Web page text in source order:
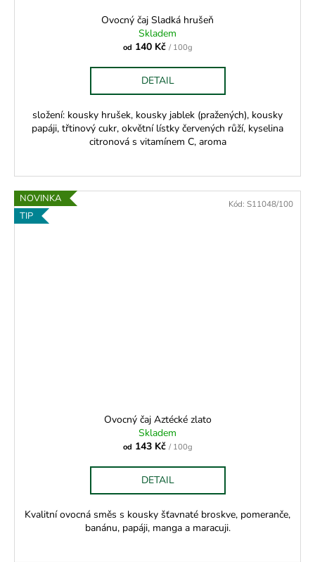
Ovocný čaj Sladká hrušeň
Skladem
od 140 Kč / 100g
DETAIL
složení: kousky hrušek, kousky jablek (pražených), kousky
papáji, třtinový cukr, okvětní lístky červených růží, kyselina
citronová s vitamínem C, aroma
NOVINKA
TIP
Ovocný čaj Aztécké zlato
Skladem
od 143 Kč / 100g
DETAIL
Kvalitní ovocná směs s kousky šťavnaté broskve, pomeranče,
banánu, papáji, manga a maracuji.
Kód: S11048/100